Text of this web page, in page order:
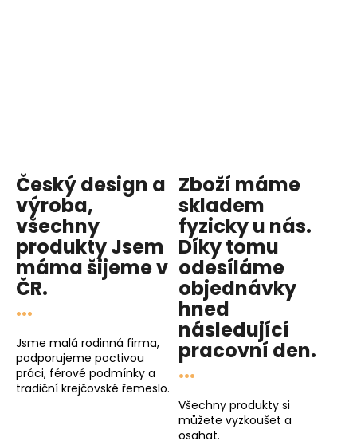
Český design a
výroba,
všechny
produktyJsem
mámašijeme v
ČR.
...
Jsme malá rodinná firma,
podporujeme poctivou
práci, férové podmínky a
tradiční krejčovské řemeslo.
Zboží máme
skladem
fyzicky u nás.
Díky tomu
odesíláme
objednávky
hned
následující
pracovní den.
...
Všechny produkty si
můžete vyzkoušet a
osahat.